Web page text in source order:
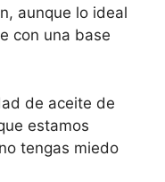
aunque lo ideal
con una base
de aceite de
estamos
tengas miedo